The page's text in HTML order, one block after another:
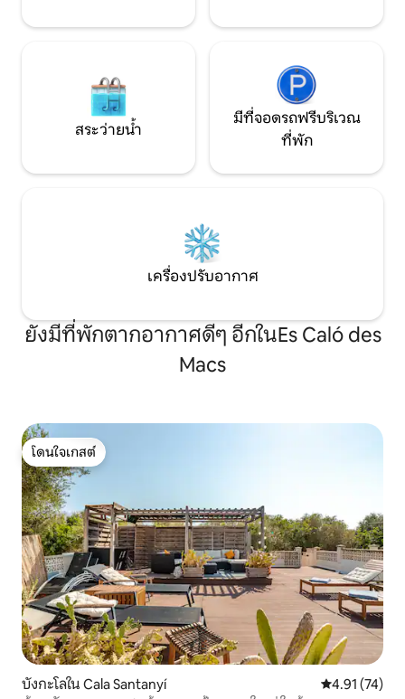
ได้ตลอดเวลา ที่พักนี้สำหรับผู้ใหญ่เท่านั้น
ที่ทำความสะอาดห้องครัวและอุปกรณ์ที่ใช้
ในระหว่างเข้าพัก
สระว่ายน้ำ
มีที่จอดรถฟรีบริเวณ
ที่พัก
เครื่องปรับอากาศ
ยังมีที่พักตากอากาศดีๆ อีกในEs Caló des
Macs
โดนใจเกสต์
โดนใจเกสต์
บังกะโลใน Cala Santanyí คะแนนเฉลี่ย
4.91 (74)